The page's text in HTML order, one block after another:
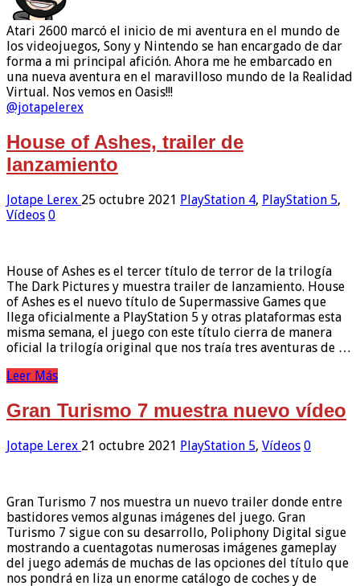
Atari 2600 marcó el inicio de mi aventura en el mundo de
los videojuegos, Sony y Nintendo se han encargado de dar
forma a mi principal afición. Ahora me he embarcado en
una nueva aventura en el maravilloso mundo de la Realidad
Virtual. Nos vemos en Oasis!!!
@jotapelerex
House of Ashes, trailer de
lanzamiento
Jotape Lerex 25 octubre 2021 PlayStation 4, PlayStation 5,
Vídeos 0
House of Ashes es el tercer título de terror de la trilogía
The Dark Pictures y muestra trailer de lanzamiento. House
of Ashes es el nuevo título de Supermassive Games que
llega oficialmente a PlayStation 5 y otras plataformas esta
misma semana, el juego con este título cierra de manera
oficial la trilogía original que nos traía tres aventuras de …
Leer Más
Gran Turismo 7 muestra nuevo vídeo
Jotape Lerex 21 octubre 2021 PlayStation 5, Vídeos 0
Gran Turismo 7 nos muestra un nuevo trailer donde entre
bastidores vemos algunas imágenes del juego. Gran
Turismo 7 sigue con su desarrollo, Poliphony Digital sigue
mostrando a cuentagotas numerosas imágenes gameplay
del juego además de muchas de las opciones del título que
nos pondrá en liza un enorme catálogo de coches y de